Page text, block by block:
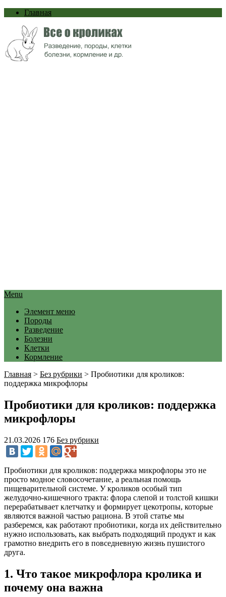
Главная
Menu
Элемент меню
Породы
Разведение
Болезни
Клетки
Кормление
Главная > Без рубрики > Пробиотики для кроликов:
поддержка микрофлоры
Пробиотики для кроликов: поддержка
микрофлоры
21.03.2026 176 Без рубрики
Пробиотики для кроликов: поддержка микрофлоры это не
просто модное словосочетание, а реальная помощь
пищеварительной системе. У кроликов особый тип
желудочно‑кишечного тракта: флора слепой и толстой кишки
перерабатывает клетчатку и формирует цекотропы, которые
являются важной частью рациона. В этой статье мы
разберемся, как работают пробиотики, когда их действительно
нужно использовать, как выбрать подходящий продукт и как
грамотно внедрить его в повседневную жизнь пушистого
друга.
1. Что такое микрофлора кролика и
почему она важна